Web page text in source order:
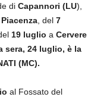
di Capannori (LU),
Piacenza , del 7
19 luglio a Cervere
sera, 24 luglio, è la
(MC).
al Fossato del